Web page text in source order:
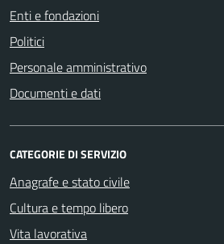
Enti e fondazioni
Politici
Personale amministrativo
Documenti e dati
CATEGORIE DI SERVIZIO
Anagrafe e stato civile
Cultura e tempo libero
Vita lavorativa